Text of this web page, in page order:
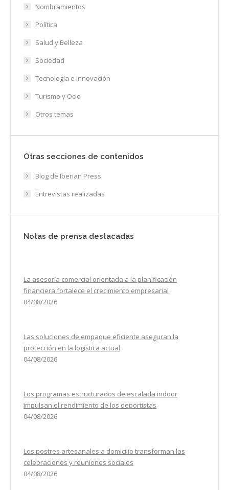
Nombramientos
Política
Salud y Belleza
Sociedad
Tecnología e Innovación
Turismo y Ocio
Otros temas
Otras secciones de contenidos
Blog de Iberian Press
Entrevistas realizadas
Notas de prensa destacadas
La asesoría comercial orientada a la planificación
financiera fortalece el crecimiento empresarial
04/08/2026
Las soluciones de empaque eficiente aseguran la
protección en la logística actual
04/08/2026
Los programas estructurados de escalada indoor
impulsan el rendimiento de los deportistas
04/08/2026
Los postres artesanales a domicilio transforman las
celebraciones y reuniones sociales
04/08/2026